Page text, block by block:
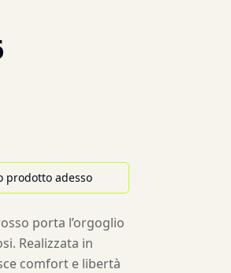
prodotto adesso
porta l’orgoglio
Realizzata in
comfort e libertà